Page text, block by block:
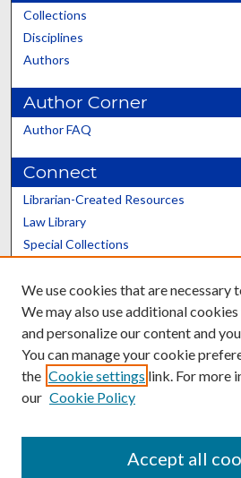
Collections
Disciplines
Authors
Author Corner
Author FAQ
Connect
Librarian-Created Resources
Law Library
Special Collections
Scholars@UK
Contact the Repository
We use cookies that are necessary
We may also use additional
and personalize our content and
You can manage your cookie
the Cookie settings link. For more
our Cookie Policy
Accept all